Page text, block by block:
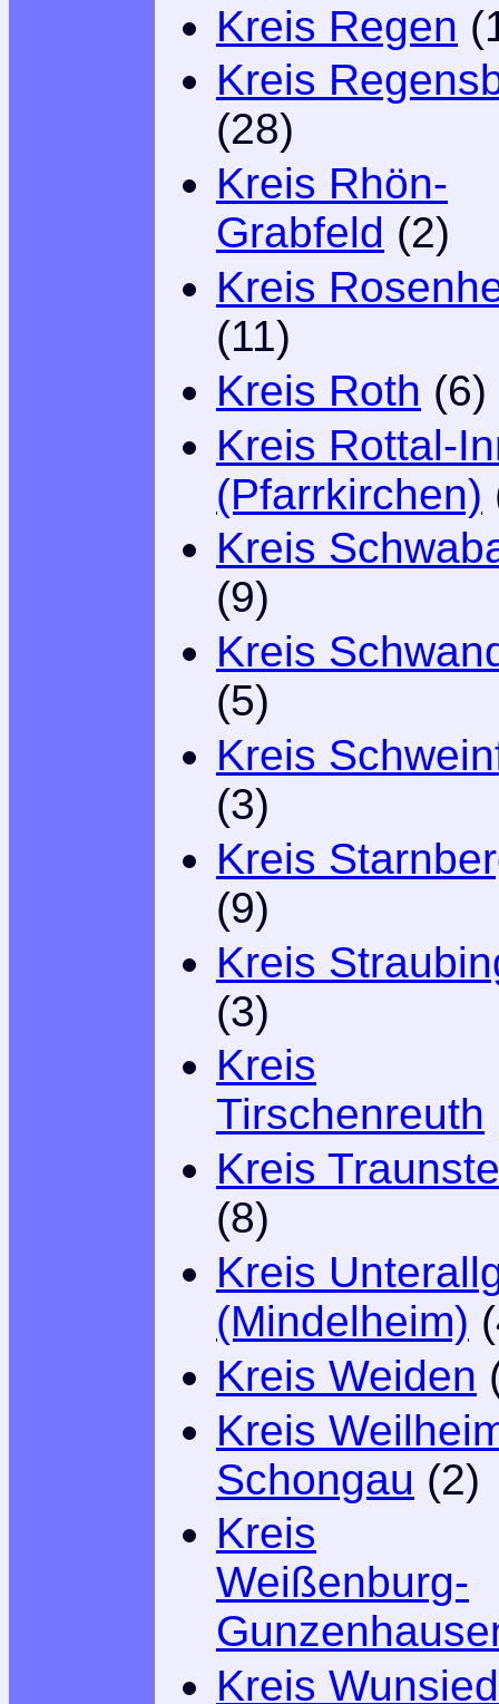
Kreis Regen
Kreis
(28)
Kreis Rhön-
Grabfeld (2)
Kreis
(11)
Kreis Roth (6)
Kreis Rottal-
(Pfarrkirchen)
Kreis
(9)
Kreis
(5)
Kreis
(3)
Kreis
(9)
Kreis
(3)
Kreis
Tirschenreuth
Kreis
(8)
Kreis
(Mindelheim)
Kreis Weiden
Kreis
Schongau (2)
Kreis
Weißenburg-
Kreis